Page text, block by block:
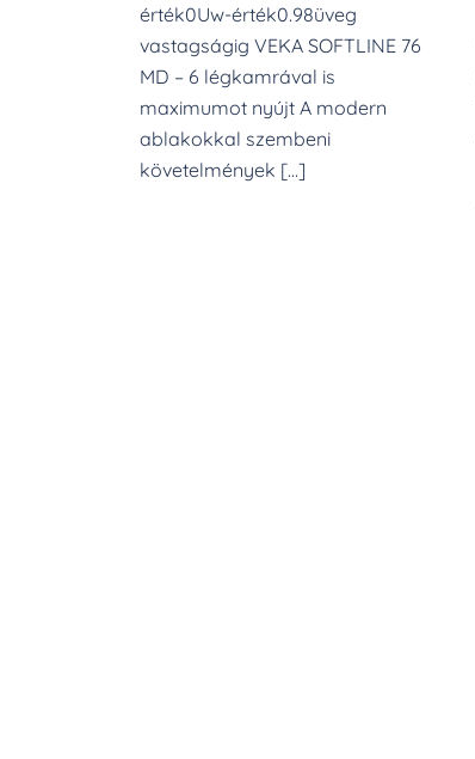
érték0Uw-érték0.98üveg
vastagságig VEKA SOFTLINE 76
MD – 6 légkamrával is
maximumot nyújt A modern
ablakokkal szembeni
követelmények […]